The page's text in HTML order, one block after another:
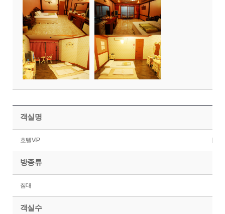
객실명
호텔VIP
방종류
침대
객실수